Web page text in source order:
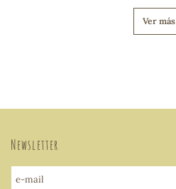
Ver más
Newsletter
e-mail